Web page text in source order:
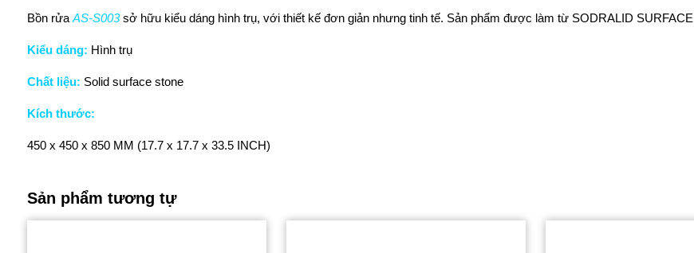
Bồn rửa AS-S003sở hữu kiểu dáng hình trụ, với thiết kế đơn giản nhưng tinh tế. Sản phẩm được làm từ SODRALID
Kiểu dáng: Hình trụ
Chất liệu: Solid surface stone
Kích thước:
450 x 450 x 850 MM (17.7 x 17.7 x 33.5 INCH)
Sản phẩm tương tự